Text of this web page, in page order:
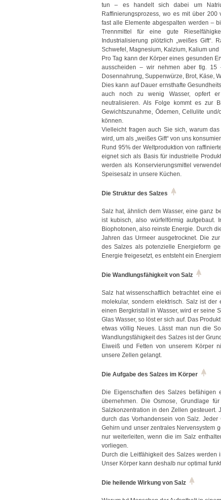
tun – es handelt sich dabei um
Raffinierungsprozess, wo es mit über
fast alle Elemente abgespalten werden –
Trennmittel für eine gute
Industrialisierung plötzlich „weißes Gift“.
Schwefel, Magnesium, Kalzium, Kalium und
Pro Tag kann der Körper eines gesunden
ausscheiden – wir nehmen aber tlg.
Dosennahrung, Suppenwürze, Brot, Käse,
Dies kann auf Dauer ernsthafte
auch noch zu wenig Wasser, opfert
neutralisieren. Als Folge kommt es zur
Gewichtszunahme, Ödemen, Cellulite
können.
Vielleicht fragen auch Sie sich, warum
wird, um als „weißes Gift“ von uns
Rund 95% der Weltproduktion von
eignet sich als Basis für industrielle
werden als Konservierungsmittel
Speisesalz in unsere Küchen.
Die Struktur des Salzes
Salz hat, ähnlich dem Wasser, eine ganz
ist kubisch, also würfelförmig aufgebaut.
Biophotonen, also reinste Energie. Durch
Jahren das Urmeer ausgetrocknet. Die
des Salzes als potenzielle Energieform
Energie freigesetzt, es entsteht ein
Die Wandlungsfähigkeit von Salz
Salz hat wissenschaftlich betrachtet eine
molekular, sondern elektrisch. Salz ist
einen Bergkristall in Wasser, wird er seine
Glas Wasser, so löst er sich auf. Das
etwas völlig Neues. Lässt man nun die
Wandlungsfähigkeit des Salzes ist der
Eiweiß und Fetten von unserem Körper
unsere Zellen gelangt.
Die Aufgabe des Salzes im Körper
Die Eigenschaften des Salzes
übernehmen. Die Osmose, Grundlage
Salzkonzentration in den Zellen gesteuert.
durch das Vorhandensein von Salz.
Gehirn und unser zentrales Nervensystem
nur weiterleiten, wenn die im Salz
vorliegen.
Durch die Leitfähigkeit des Salzes
Unser Körper kann deshalb nur optimal
Die heilende Wirkung von Salz